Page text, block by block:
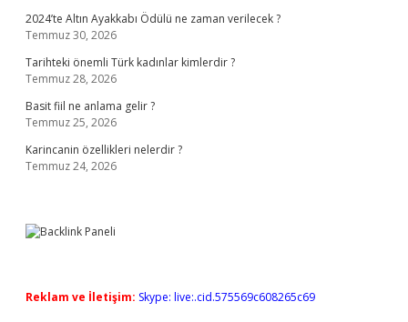
2024’te Altın Ayakkabı Ödülü ne zaman verilecek ?
Temmuz 30, 2026
Tarihteki önemli Türk kadınlar kimlerdir ?
Temmuz 28, 2026
Basit fiil ne anlama gelir ?
Temmuz 25, 2026
Karincanin özellikleri nelerdir ?
Temmuz 24, 2026
Reklam ve İletişim: Skype: live:.cid.575569c608265c69